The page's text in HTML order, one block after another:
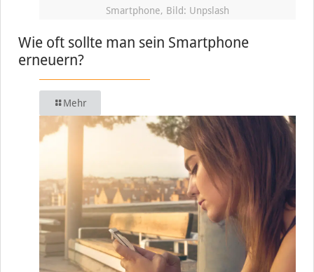
Smartphone, Bild: Unpslash
Wie oft sollte man sein Smartphone
erneuern?
Mehr